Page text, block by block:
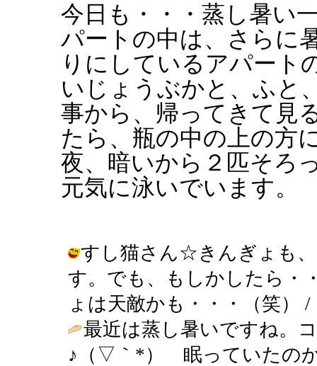
今日も・・・蒸し暑い
パートの中は、さらに
りにしているアパート
いじょうぶかと、ふと
事から、帰ってきて見
たら、瓶の中の上の方
夜、暗いから２匹そろ
元気に泳いでいます。
すし猫さん☆きんぎょも
す。でも、もしかしたら・
ょは天敵かも・・・（笑）
最近は蒸し暑いですね。
♪（▽｀*） 眠っていたの